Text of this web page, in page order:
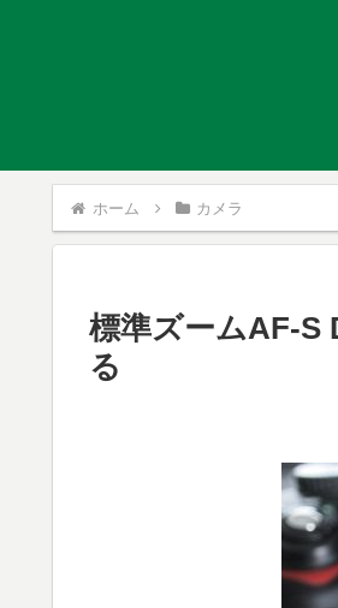
ホーム カメラ
標準ズームAF-S
る